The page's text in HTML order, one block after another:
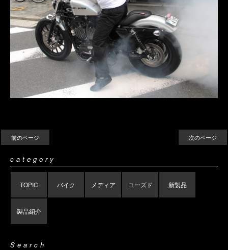
前のページ 次のページ
category
TOPIC バイク メディア ユーズド 新製品
製品紹介
Search